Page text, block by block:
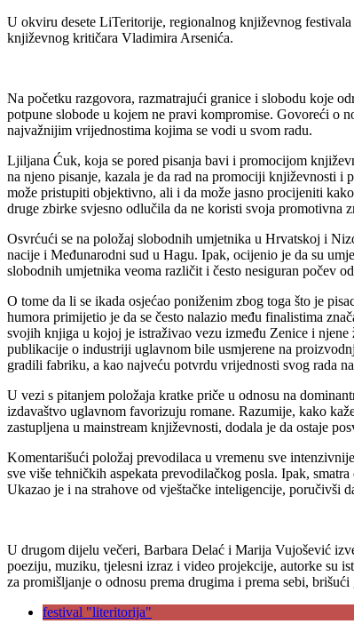
U okviru desete LiTeritorije, regionalnog književnog
književnog kritičara Vladimira Arsenića.
Na početku razgovora, razmatrajući granice i slobodu koje
potpune slobode u kojem ne pravi kompromise. Govoreći o
najvažnijim vrijednostima kojima se vodi u svom radu.
Ljiljana Ćuk, koja se pored pisanja bavi i promocijom
na njeno pisanje, kazala je da rad na promociji književnosti i
može pristupiti objektivno, ali i da može jasno procijeniti
druge zbirke svjesno odlučila da ne koristi svoja
Osvrćući se na položaj slobodnih umjetnika u Hrvatskoj i
nacije i Međunarodni sud u Hagu. Ipak, ocijenio je da su
slobodnih umjetnika veoma različit i često nesiguran počev
O tome da li se ikada osjećao poniženim zbog toga što je
humora primijetio je da se često nalazio među finalistima
svojih knjiga u kojoj je istraživao vezu između Zenice i njene
publikacije o industriji uglavnom bile usmjerene na
gradili fabriku, a kao najveću potvrdu vrijednosti svog rada
U vezi s pitanjem položaja kratke priče u odnosu na
izdavaštvo uglavnom favorizuju romane. Razumije, kako
zastupljena u mainstream književnosti, dodala je da ostaje
Komentarišući položaj prevodilaca u vremenu sve
sve više tehničkih aspekata prevodilačkog posla. Ipak,
Ukazao je i na strahove od vještačke inteligencije, poručivši
U drugom dijelu večeri, Barbara Delać i Marija Vujošević
poeziju, muziku, tjelesni izraz i video projekcije, autorke su
za promišljanje o odnosu prema drugima i prema sebi,
festival "literitorija"